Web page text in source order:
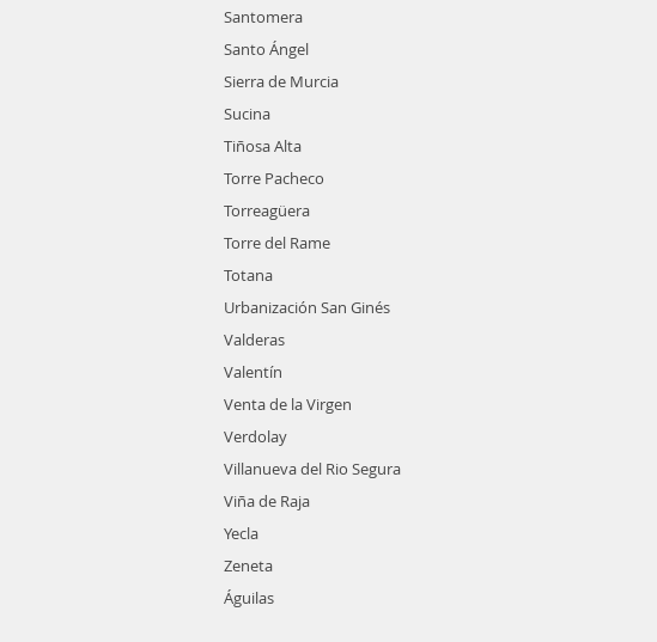
Santomera
Santo Ángel
Sierra de Murcia
Sucina
Tiñosa Alta
Torre Pacheco
Torreagüera
Torre del Rame
Totana
Urbanización San Ginés
Valderas
Valentín
Venta de la Virgen
Verdolay
Villanueva del Rio Segura
Viña de Raja
Yecla
Zeneta
Águilas